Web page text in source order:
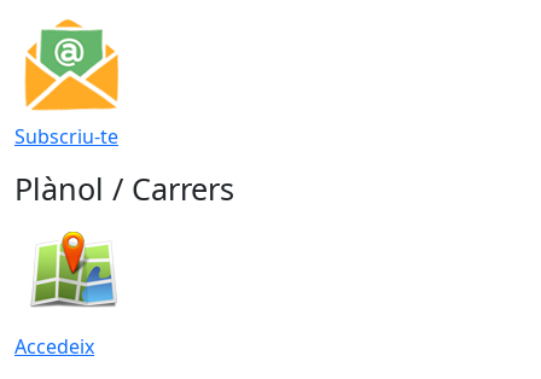
Subscriu-te
Plànol / Carrers
Accedeix